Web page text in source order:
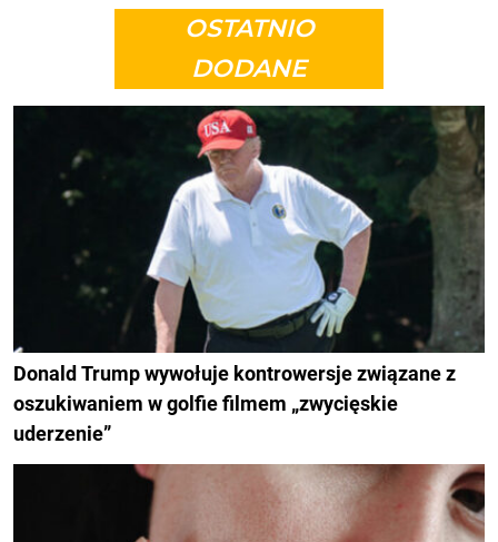
OSTATNIO
DODANE
Donald Trump wywołuje kontrowersje związane z
oszukiwaniem w golfie filmem „zwycięskie
uderzenie”